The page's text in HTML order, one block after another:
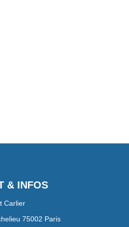
& INFOS
Carlier
75002 Paris